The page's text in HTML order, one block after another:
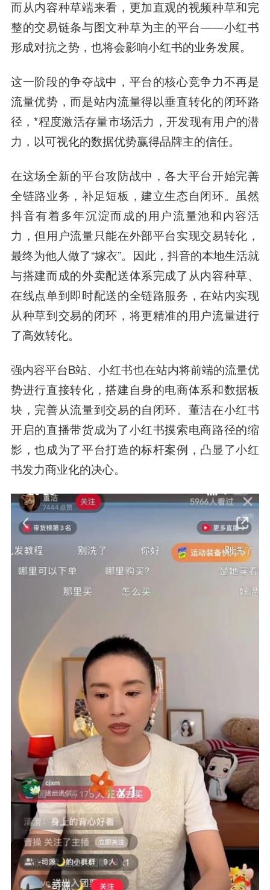
而从内容种草端来看，更加直观的视频种草和完
整的交易链条与图文种草为主的平台——小红书
形成对抗之势，也将会影响小红书的业务发展。
这一阶段的争夺战中，平台的核心竞争力不再是
流量优势，而是站内流量得以垂直转化的闭环路
径，*程度激活存量市场活力，开发现有用户的潜
力，以可视化的数据优势赢得品牌主的信任。
在这场全新的平台攻防战中，各大平台开始完善
全链路业务，补足短板，建立生态自闭环。虽然
抖音有着多年沉淀而成的用户流量池和内容活
力，但用户流量只能在外部平台实现交易转化，
最终为他人做了“嫁衣”。因此，抖音的本地生活就
与搭建而成的外卖配送体系完成了从内容种草、
在线点单到即时配送的全链路服务，在站内实现
从种草到交易的闭环，将更精准的用户流量进行
了高效转化。
强内容平台B站、小红书也在站内将前端的流量优
势进行直接转化，搭建自身的电商体系和数据板
块，完善从流量到交易的自闭环。董洁在小红书
开启的直播带货成为了小红书摸索电商路径的缩
影，也成为了平台打造的标杆案例，凸显了小红
书发力商业化的决心。